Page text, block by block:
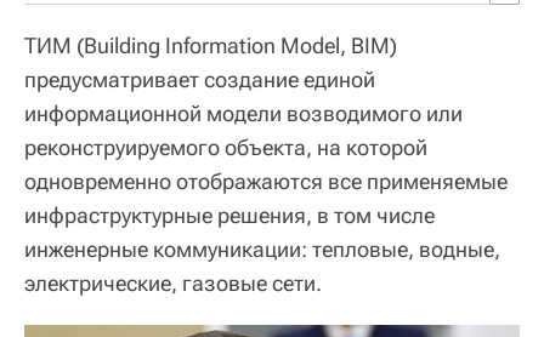
ТИМ (Building Information Model, BIM)
предусматривает создание единой
информационной модели возводимого или
реконструируемого объекта, на которой
одновременно отображаются все применяемые
инфраструктурные решения, в том числе
инженерные коммуникации: тепловые, водные,
электрические, газовые сети.